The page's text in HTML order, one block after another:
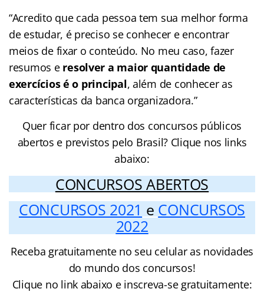
“Acredito que cada pessoa tem sua melhor forma
de estudar, é preciso se conhecer e encontrar
meios de fixar o conteúdo. No meu caso, fazer
resumos e resolver a maior quantidade de
exercícios é o principal, além de conhecer as
características da banca organizadora.”
Quer ficar por dentro dos concursos públicos
abertos e previstos pelo Brasil? Clique nos links
abaixo:
CONCURSOS ABERTOS
CONCURSOS 2021 e CONCURSOS
2022
Receba gratuitamente no seu celular as novidades
do mundo dos concursos!
Clique no link abaixo e inscreva-se gratuitamente: